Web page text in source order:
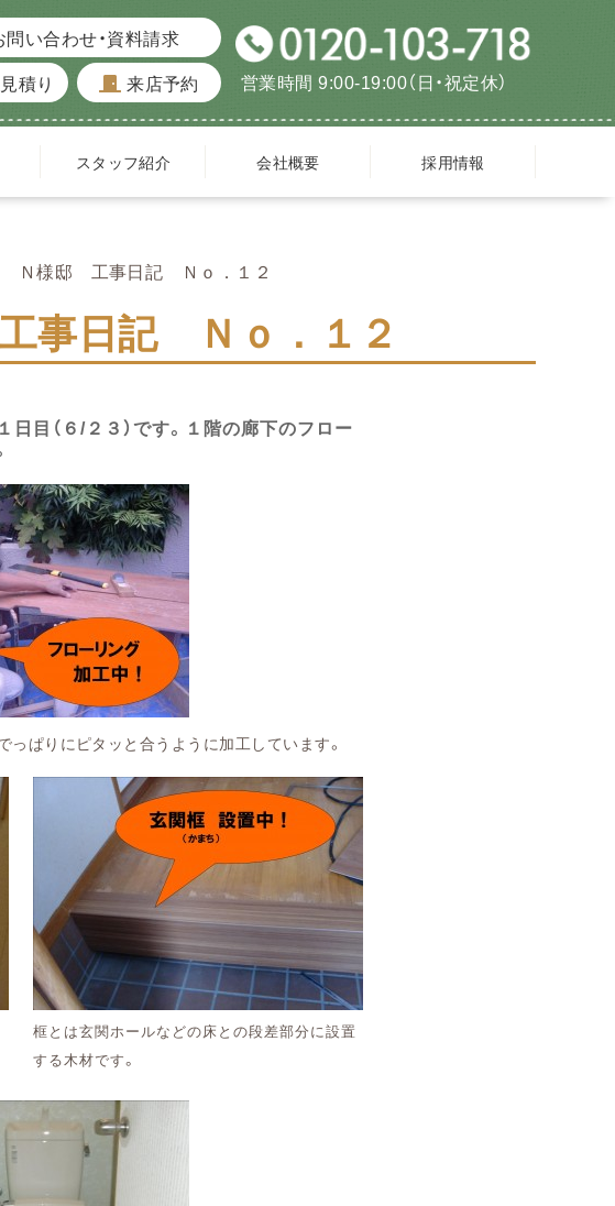
問い合わせ・資料請求
積り
来店予約 営業時間 9:00-19:00（日・祝定休）
スタッフ紹介 会社概要 採用情報
Ｎ様邸 工事日記 Ｎｏ．１２
事日記 Ｎｏ．１２
目（６/２３）です。１階の廊下のフロー
うように加工しています。
框とは玄関ホールなどの床との段差部分に設置
する木材です。